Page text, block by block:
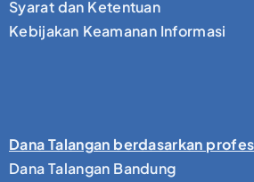
Syarat dan Ketentuan
Kebijakan Keamanan Informasi
Dana Talangan berdasarkan
Dana Talangan Bandung